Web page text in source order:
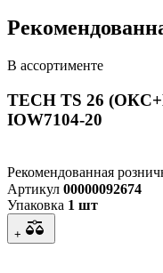
В ассортименте
TECH TS 26
IOW7104-20
Рекомендованная
Артикул 00000092674
Упаковка 1 шт
+